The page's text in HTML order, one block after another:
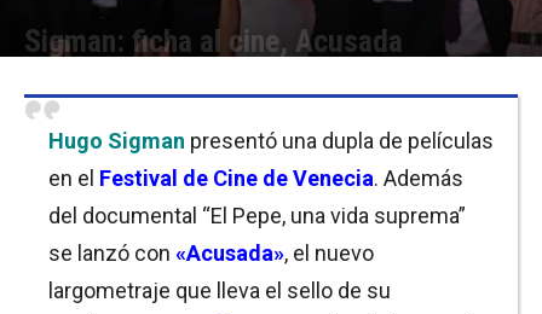
Sigman: ficha al cine, Acusada
Hugo Sigman presentó una dupla de películas
en el Festival de Cine de Venecia. Además
del documental “El Pepe, una vida suprema”
se lanzó con «Acusada», el nuevo
largometraje que lleva el sello de su